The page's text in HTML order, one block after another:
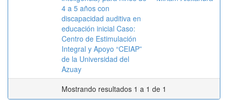
4 a 5 años con
discapacidad auditiva en
educación inicial Caso:
Centro de Estimulación
Integral y Apoyo “CEIAP”
de la Universidad del
Azuay
Mostrando resultados 1 a 1 de 1